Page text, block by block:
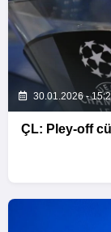
30.01.2026 -
ÇL: Pley-off